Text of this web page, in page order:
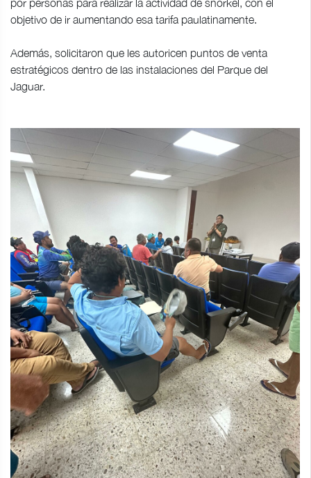
por personas para realizar la actividad de snorkel, con el
objetivo de ir aumentando esa tarifa paulatinamente.
Además, solicitaron que les autoricen puntos de venta
estratégicos dentro de las instalaciones del Parque del
Jaguar.